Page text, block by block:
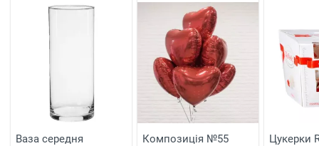
Ваза середня Композиція №55
Цукерки